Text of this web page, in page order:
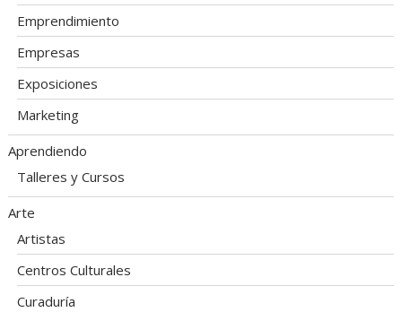
Emprendimiento
Empresas
Exposiciones
Marketing
Aprendiendo
Talleres y Cursos
Arte
Artistas
Centros Culturales
Curaduría